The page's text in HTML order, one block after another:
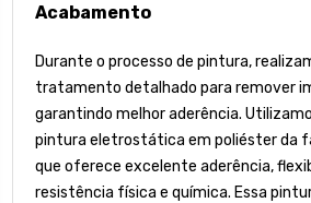
Acabamento
Durante o processo de pintura,
tratamento detalhado para remover
garantindo melhor aderência.
pintura eletrostática em poliéster da
que oferece excelente aderência,
resistência física e química. Essa